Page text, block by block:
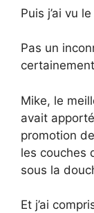
Puis j’ai vu
Pas un
Mike, le
avait
promotion
les couches
sous la
Et j’ai